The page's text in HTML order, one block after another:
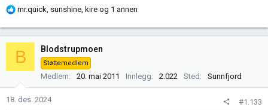
R
k
s
e
mr.quick, sunshine, kire og 1 annen
B Blodstrupmoen
Støttemedlem
Medlem 20. mai 2011 Innlegg 2.022 Sted Sunnfjord
18. des. 2024 #1.133